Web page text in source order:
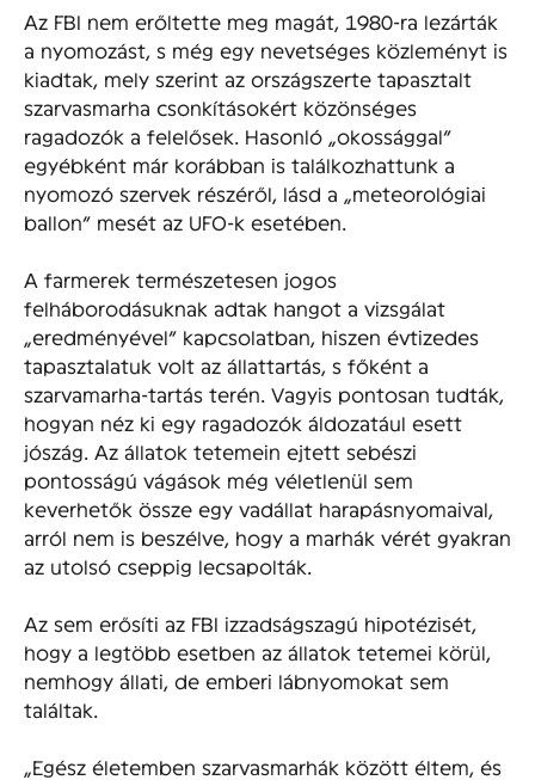
Az FBI nem erőltette meg magát, 1980-ra lezárták
a nyomozást, s még egy nevetséges közleményt is
kiadtak, mely szerint az országszerte tapasztalt
szarvasmarha csonkításokért közönséges
ragadozók a felelősek. Hasonló „okossággal”
egyébként már korábban is találkozhattunk a
nyomozó szervek részéről, lásd a „meteorológiai
ballon” mesét az UFO-k esetében.
A farmerek természetesen jogos
felháborodásuknak adtak hangot a vizsgálat
„eredményével” kapcsolatban, hiszen évtizedes
tapasztalatuk volt az állattartás, s főként a
szarvamarha-tartás terén. Vagyis pontosan tudták,
hogyan néz ki egy ragadozók áldozatául esett
jószág. Az állatok tetemein ejtett sebészi
pontosságú vágások még véletlenül sem
keverhetők össze egy vadállat harapásnyomaival,
arról nem is beszélve, hogy a marhák vérét gyakran
az utolsó cseppig lecsapolták.
Az sem erősíti az FBI izzadságszagú hipotézisét,
hogy a legtöbb esetben az állatok tetemei körül,
nemhogy állati, de emberi lábnyomokat sem
találtak.
„Egész életemben szarvasmarhák között éltem, és